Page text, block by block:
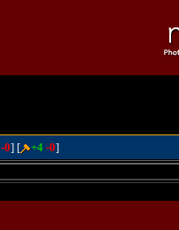
-0] [ +4 -0]